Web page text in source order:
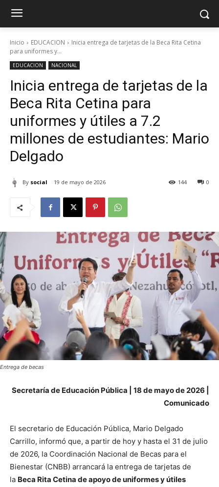
Inicio EDUCACION
Inicia entrega de tarjetas de la Beca Rita Cetina
para uniformes y...
EDUCACION NACIONAL
Inicia entrega de tarjetas de la
Beca Rita Cetina para
uniformes y útiles a 7.2
millones de estudiantes: Mario
Delgado
By social 19 de mayo de 2026 0
144
Entrega de becas
Secretaría de Educación Pública | 18 de mayo de 2026 |
Comunicado
El secretario de Educación Pública, Mario Delgado
Carrillo, informó que, a partir de hoy y hasta el 31 de julio
de 2026, la Coordinación Nacional de Becas para el
Bienestar (CNBB) arrancará la entrega de tarjetas de
la Beca Rita Cetina de apoyo de uniformes y útiles